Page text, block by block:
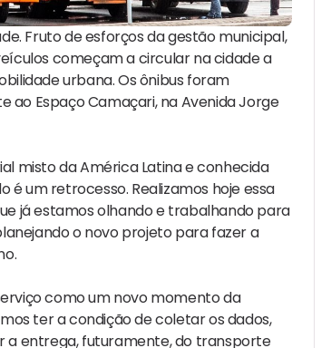
Fruto de esforços da gestão municipal,
começam a circular na cidade a
urbana. Os ônibus foram
Espaço Camaçari, na Avenida Jorge
misto da América Latina e conhecida
um retrocesso. Realizamos hoje essa
já estamos olhando e trabalhando para
o novo projeto para fazer a
como um novo momento da
ter a condição de coletar os dados,
a entrega, futuramente, do transporte